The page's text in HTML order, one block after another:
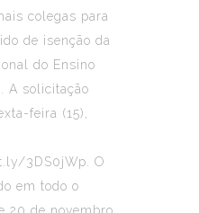
colegas para
de isenção da
do Ensino
A solicitação
feira (15),
3DS0jWp . O
em todo o
20 de novembro.